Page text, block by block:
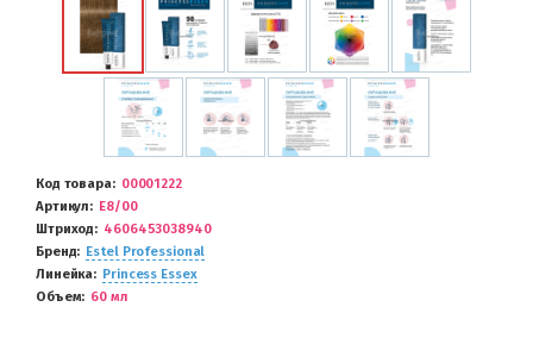
Код товара
00001222
Артикул
E8/00
Штриход
4606453038940
Бренд
Estel Professional
Линейка
Princess Essex
Объем
60 мл